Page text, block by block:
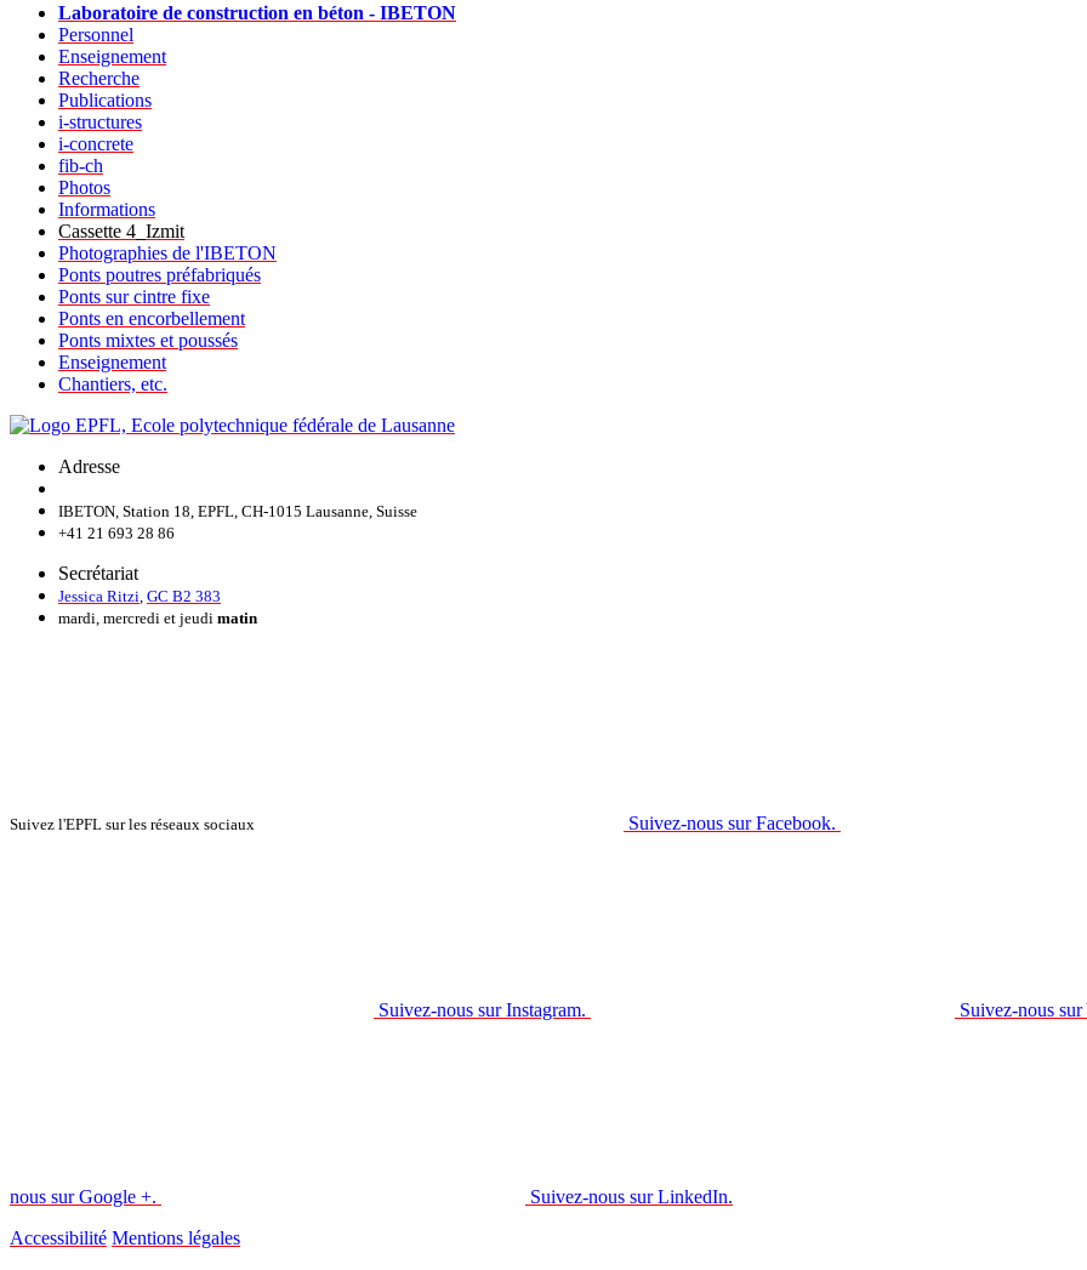
Laboratoire de construction en béton - IBETON
Personnel
Enseignement
Recherche
Publications
i-structures
i-concrete
fib-ch
Photos
Informations
Cassette 4_Izmit
Photographies de l'IBETON
Ponts poutres préfabriqués
Ponts sur cintre fixe
Ponts en encorbellement
Ponts mixtes et poussés
Enseignement
Chantiers, etc.
Adresse
IBETON, Station 18, EPFL, CH-1015 Lausanne, Suisse
+41 21 693 28 86
Secrétariat
Jessica Ritzi GC B2 383
mardi, mercredi et jeudi matin
Suivez l'EPFL sur les réseaux sociaux Suivez-nous sur Facebook.
Suivez-nous sur Instagram. Suivez-nous sur
nous sur Google +.
Suivez-nous sur LinkedIn.
Accessibilité Mentions légales